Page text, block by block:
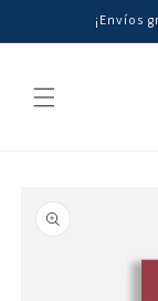
directamente
al contenido
¡Envíos
a la
información